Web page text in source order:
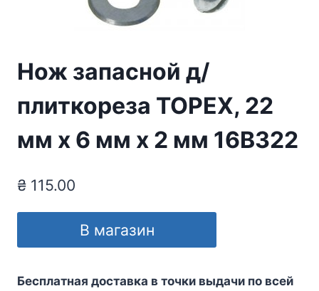
Нож запасной д/
плиткореза TOPEX, 22
мм x 6 мм x 2 мм 16B322
₴ 115.00
В магазин
Бесплатная доставка в точки выдачи по всей